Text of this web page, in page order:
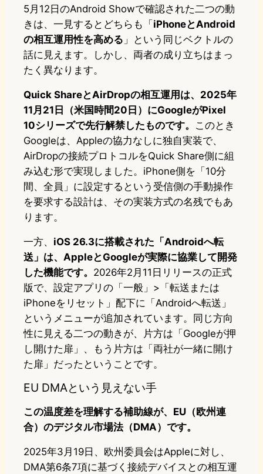
5月12日のAndroid Showで確認された二つの動
きは、一見するとどちらも「 iPhoneとAndroid
の相互運用性を高める 」という同じベクトルの
話に見えます。しかし、両者の成り立ちはまっ
たく異なります。
Quick ShareとAirDropの相互運用は、2025年
11月21日（米国時間20日）にGoogleがPixel
10シリーズで先行解禁したものです。 このとき
Googleは、Appleの協力なしに独自実装で、
AirDropの接続プロトコルをQuick Share側に組
み込む形で実現しました。iPhone側を「10分
間、全員」に設定するという受信側の手動操作
を要求する設計は、その実装方式の名残でもあ
ります。
一方、 iOS 26.3に搭載された「Androidへ転
送」は、AppleとGoogleが実際に協業して開発
した機能です。 2026年2月11日リリースの正式
版で、設定アプリの「一般」>「転送または
iPhoneをリセット」配下に「Androidへ転送」
というメニューが追加されています。同じ方向
性に見える二つの動きが、片方は「Googleが押
し開けた扉」、もう片方は「両社が一緒に開け
た扉」だったということです。
EU DMAという見えない手
この温度差を理解する補助線が、EU（欧州連
合）のデジタル市場法（DMA）です。
2025年3月19日、欧州委員会はAppleに対し、
DMA第6条7項に基づく接続デバイスとの相互運